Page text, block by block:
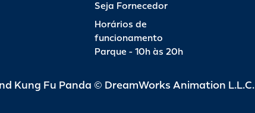
Seja Fornecedor
Horários de
funcionamento
Parque - 10h às 20h
Kung Fu Panda © DreamWorks Animation L.L.C.